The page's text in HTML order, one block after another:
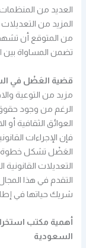
العديد من المنظمات
المزيد من
من المتوقع أن تشهد
تضمن المساواة
قضية العَضْل في
مزيد من التوعية
الرغم من وجود
العوائق الثقافية
فإن الإجراءات
العَضْل تشكل خطوة
التعديلات
التقدم في هذا
شريك حياتها في إطار
أهمية مكتب
السعودية